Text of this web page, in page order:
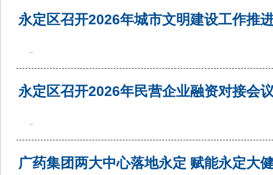
永定区召开2026年城市文明建设工作推
..
永定区召开2026年民营企业融资对接会
..
广药集团两大中心落地永定 赋能永定大